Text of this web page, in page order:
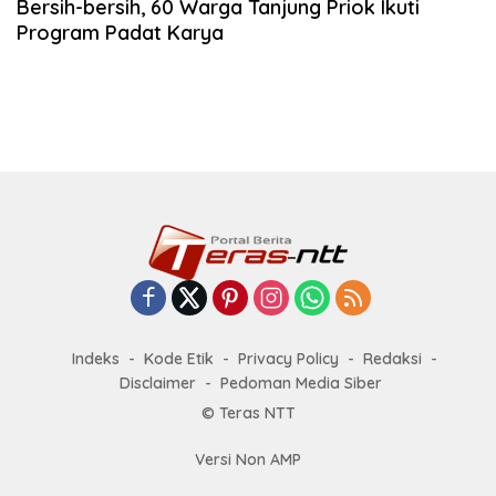
Bersih-bersih, 60 Warga Tanjung Priok Ikuti
Program Padat Karya
Indeks Kode Etik Privacy Policy
Redaksi
Disclaimer
Pedoman Media Siber
© Teras NTT
Versi Non AMP